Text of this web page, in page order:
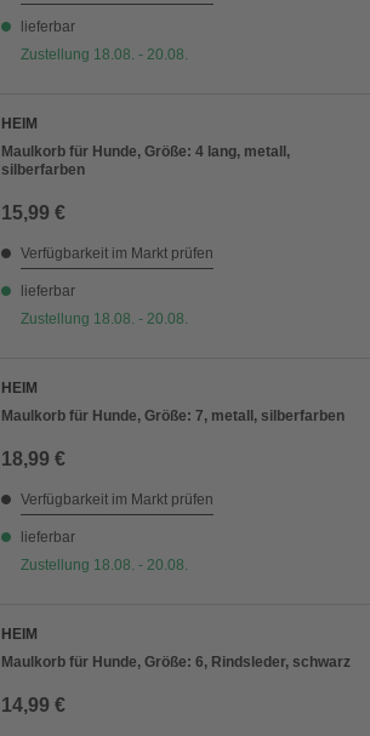
lieferbar
Zustellung 18.08. - 20.08.
HEIM
Maulkorb für Hunde, Größe: 4 lang, metall,
silberfarben
15,99 €
Verfügbarkeit im Markt prüfen
lieferbar
Zustellung 18.08. - 20.08.
HEIM
Maulkorb für Hunde, Größe: 7, metall, silberfarben
18,99 €
Verfügbarkeit im Markt prüfen
lieferbar
Zustellung 18.08. - 20.08.
HEIM
Maulkorb für Hunde, Größe: 6, Rindsleder, schwarz
14,99 €